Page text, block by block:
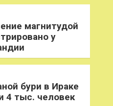
магнитудой
у
бури в Ираке
4 тыс. человек